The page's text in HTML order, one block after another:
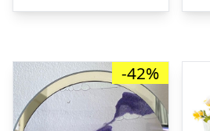
kr. 119,00.kr. 89,00.
-42%